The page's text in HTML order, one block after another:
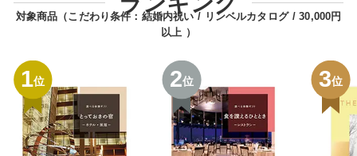
対象商品（こだわり条件： 結婚内祝い リンベルカタログ
30,000円
以上 ）
1位 2位 3位